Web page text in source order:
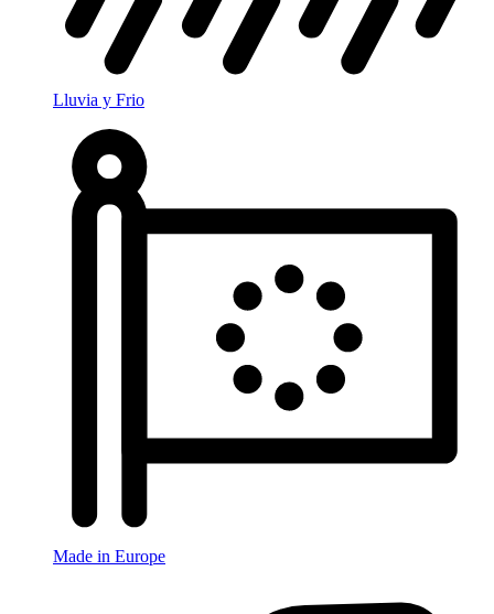
Lluvia y Frio
Made in Europe